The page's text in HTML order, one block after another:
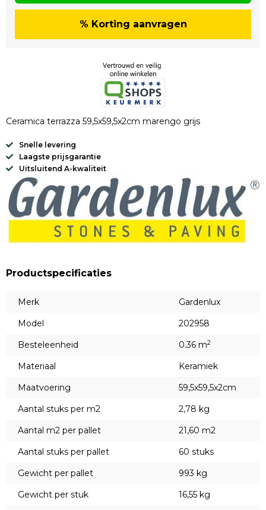
% Korting aanvragen
Ceramica terrazza 59,5x59,5x2cm marengo grijs
Snelle levering
Laagste prijsgarantie
Uitsluitend A-kwaliteit
Productspecificaties
Merk
Gardenlux
Model
202958
Besteleenheid
0.36 m2
Materiaal
Keramiek
Maatvoering
59,5x59,5x2cm
Aantal stuks per m2
2,78 kg
Aantal m2 per pallet
21,60 m2
Aantal stuks per pallet
60 stuks
Gewicht per pallet
993 kg
Gewicht per stuk
16,55 kg